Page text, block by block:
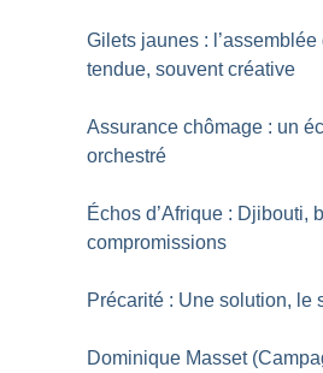
Gilets jaunes :
tendue, souvent créative
Assurance chômage : un
orchestré
Échos d’Afrique : Djibouti,
compromissions
Précarité : Une solution, le
Dominique Masset